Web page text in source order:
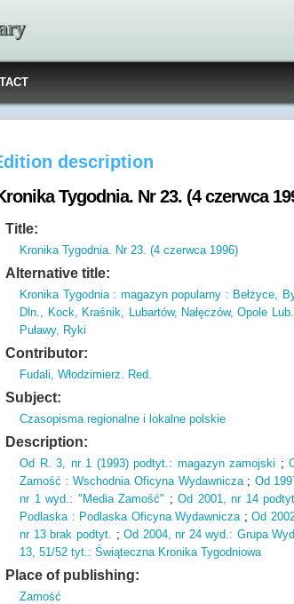
description
Tygodnia. Nr 23. (4 czerwca
Title:
Kronika Tygodnia. Nr 23. (4 czerwca 1996)
Alternative title:
Kronika Tygodnia : magazyn popularny : Bełżyce,
Dln., Kock, Kraśnik, Lubartów, Nałęczów, Opole
Puławy, Ryki
Contributor:
Fudali, Włodzimierz. Red.
Subject:
Czasopisma regionalne i lokalne polskie
Description:
Od R. 3, nr 1 (1993)podtyt.: magazyn zamojski ;
Zamość : Wschodnia Oficyna Wydawnicza; Od
nr 1 wyd.: "Media Zamość" ;Od 2001, nr 14
Podlaska : Podlaska Oficyna Wydawnicza;Od
nr 13 brak podtyt. ;Od 2004, nr 24 wyd.: Grupa
13, 51/52 tyt.: Świąteczna Kronika Tygodniowa
Place of publishing:
Zamość